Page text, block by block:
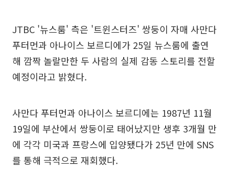
JTBC '뉴스룸' 측은 '트윈스터즈' 쌍둥이 자매 사만다
푸터먼과 아나이스 보르디에가 25일 뉴스룸에 출연
해 깜짝 놀랄만한 두 사람의 실제 감동 스토리를 전할
예정이라고 밝혔다.
사만다 푸터먼과 아나이스 보르디에는 1987년 11월
19일에 부산에서 쌍둥이로 태어났지만 생후 3개월 만
에 각각 미국과 프랑스에 입양됐다가 25년 만에 SNS
를 통해 극적으로 재회했다.